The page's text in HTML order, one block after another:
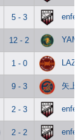
5 - 3
12 - 2
1 - 0
9 - 3 矢上
2 - 3
2 - 2